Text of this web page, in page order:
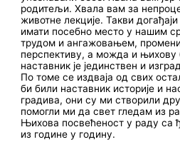
родитељи. Хвала вам за
животне лекције. Такви
имати посебно место у нашим
трудом и ангажовањем,
перспективу, а можда и њихову
наставник је јединствен и
По томе се издваја од свих
би били наставник историје и
градива, они су ми створили
помогли ми да свет гледам из
Њихова посвећеност у раду са
из године у годину.